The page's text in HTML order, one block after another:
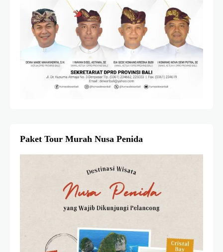
Paket Tour Murah Nusa Penida